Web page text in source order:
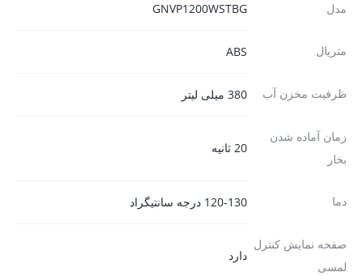
مدل GNVP1200WSTBG
متریال ABS
ظرفیت مخزن آب 380 میلی لیتر
زمان آماده شدن
بخار
20 ثانیه
دما 120-130 درجه سانتیگراد
صفحه نمایش کنترل
لمسی
دارد